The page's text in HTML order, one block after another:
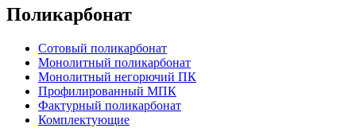
Поликарбонат
Сотовый поликарбонат
Монолитный поликарбонат
Монолитный негорючий ПК
Профилированный МПК
Фактурный поликарбонат
Комплектующие